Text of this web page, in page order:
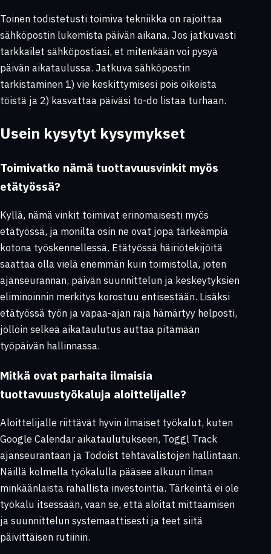
Toinen todistetusti toimiva tekniikka on rajoittaa
sähköpostin lukemista päivän aikana. Jos jatkuvasti
tarkkailet sähköpostiasi, et mitenkään voi pysyä
päivän aikataulussa. Jatkuva sähköpostin
tarkistaminen 1) vie keskittymisesi pois oikeista
töistä ja 2) kasvattaa päiväsi to-do listaa turhaan.
Usein kysytyt kysymykset
Toimivatko nämä tuottavuusvinkit myös
etätyössä?
Kyllä, nämä vinkit toimivat erinomaisesti myös
etätyössä, ja monilta osin ne ovat jopa tärkeämpiä
kotona työskennellessä. Etätyössä häiriötekijöitä
saattaa olla vielä enemmän kuin toimistolla, joten
ajanseurannan, päivän suunnittelun ja keskeytyksien
eliminoinnin merkitys korostuu entisestään. Lisäksi
etätyössä työn ja vapaa-ajan raja hämärtyy helposti,
jolloin selkeä aikataulutus auttaa pitämään
työpäivän hallinnassa.
Mitkä ovat parhaita ilmaisia
tuottavuustyökaluja aloittelijalle?
Aloittelijalle riittävät hyvin ilmaiset työkalut, kuten
Google Calendar aikataulutukseen, Toggl Track
ajanseurantaan ja Todoist tehtävälistojen hallintaan.
Näillä kolmella työkalulla pääsee alkuun ilman
minkäänlaista rahallista investointia. Tärkeintä ei ole
työkalu itsessään, vaan se, että aloitat mittaamisen
ja suunnittelun systemaattisesti ja teet siitä
päivittäisen rutiinin.